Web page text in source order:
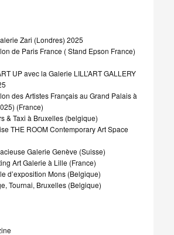
Zari (Londres) 2025
de Paris France ( Stand Epson France)
UP avec la Galerie LILL’ART GALLERY
des Artistes Français au Grand Palais à
(France)
& Taxi à Bruxelles (belgique)
THE ROOM Contemporary Art Space
Galerie Genève (Suisse)
Art Galerie à Lille (France)
d’exposition Mons (Belgique)
Tournai, Bruxelles (Belgique)